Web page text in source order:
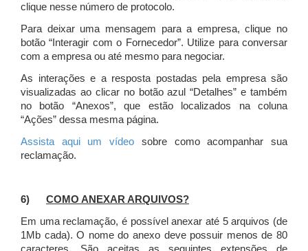
clique nesse número de protocolo.
Para deixar uma mensagem para a empresa, clique no
botão “Interagir com o Fornecedor”. Utilize para conversar
com a empresa ou até mesmo para negociar.
As interações e a resposta postadas pela empresa são
visualizadas ao clicar no botão azul “Detalhes” e também
no botão “Anexos”, que estão localizados na coluna
“Ações” dessa mesma página.
Assista aqui um vídeo sobre como acompanhar sua
reclamação.
6) COMO ANEXAR ARQUIVOS?
Em uma reclamação, é possível anexar até 5 arquivos (de
1Mb cada). O nome do anexo deve possuir menos de 80